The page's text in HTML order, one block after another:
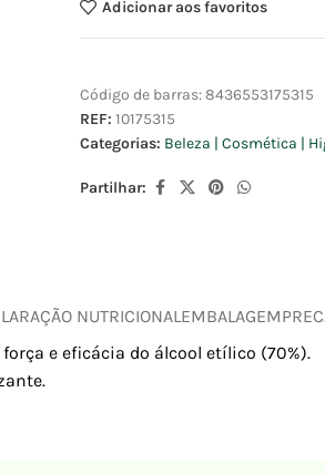
Adicionar aos favoritos
Código de barras:8436553175315
REF: 10175315
Categorias: Beleza | Cosmética |
Partilhar:
NUTRICIONALEMBALAGEM
e eficácia do álcool etílico (70%).